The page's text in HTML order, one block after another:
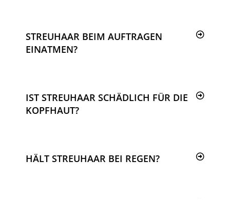
STREUHAAR BEIM AUFTRAGEN
EINATMEN?
IST STREUHAAR SCHÄDLICH FÜR DIE
KOPFHAUT?
HÄLT STREUHAAR BEI REGEN?